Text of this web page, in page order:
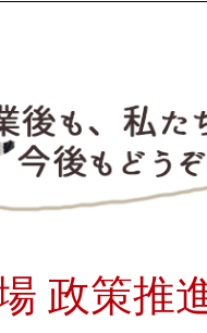
政策推